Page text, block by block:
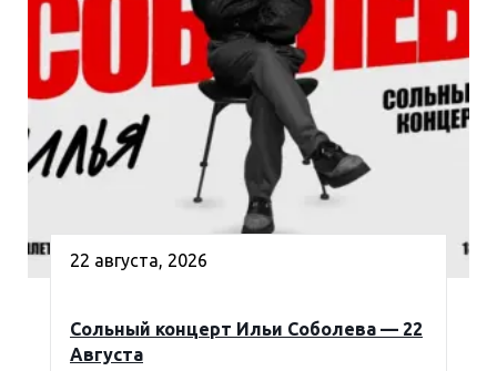
22 августа, 2026
Сольный концерт Ильи Соболева — 22
Августа